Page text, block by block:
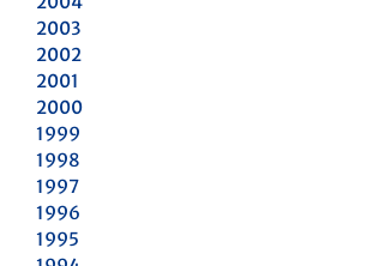
2003
2002
2001
2000
1999
1998
1997
1996
1995